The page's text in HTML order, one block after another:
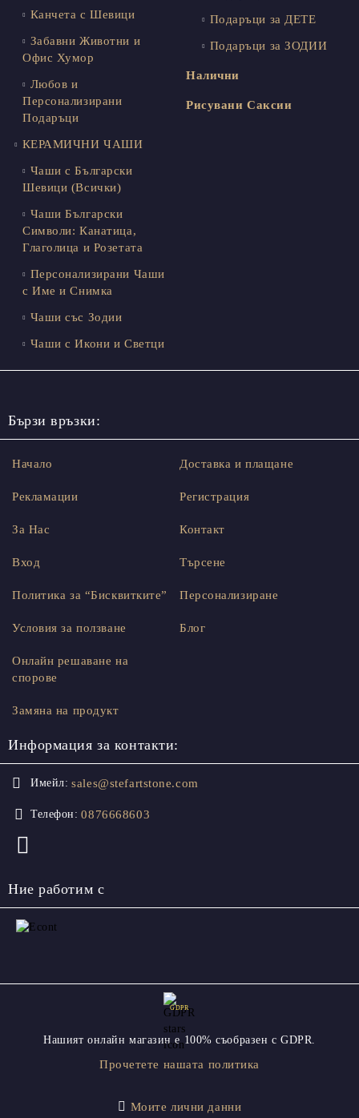
Канчета с Шевици
Забавни Животни и
Офис Хумор
Любов и
Персонализирани
Подаръци
КЕРАМИЧНИ ЧАШИ
Чаши с Български
Шевици (Всички)
Чаши Български
Символи: Канатица,
Глаголица и Розетата
Персонализирани Чаши
с Име и Снимка
Чаши със Зодии
Чаши с Икони и Светци
Подаръци за ДЕТЕ
Подаръци за ЗОДИИ
Налични
Рисувани Саксии
Бързи връзки:
Начало
Рекламации
За Нас
Вход
Доставка и плащане
Регистрация
Контакт
Търсене
Политика за “Бисквитките”
Условия за ползване
Онлайн решаване на
спорове
Замяна на продукт
Персонализиране
Блог
Информация за контакти:
Имейл: sales@stefartstone.com
Телефон: 0876668603
Ние работим с
GDPR
Нашият онлайн магазин е 100% съобразен с GDPR.
Прочетете нашата политика
Моите лични данни